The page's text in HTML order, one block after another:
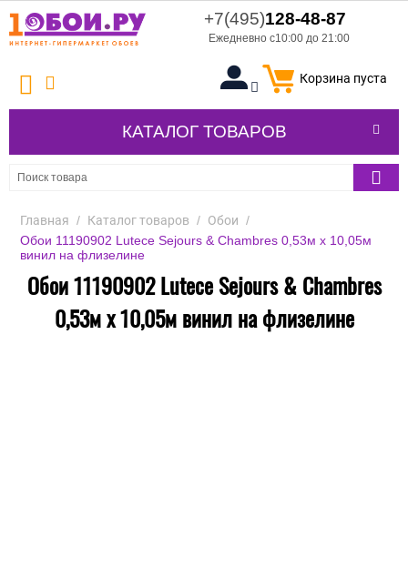
+7(495)128-48-87
Ежедневно с10:00 до 21:00
Корзина пуста
КАТАЛОГ ТОВАРОВ
Главная / Каталог товаров / Обои /
Обои 11190902 Lutece Sejours & Chambres 0,53м x 10,05м
винил на флизелине
Обои 11190902 Lutece Sejours & Chambres
0,53м x 10,05м винил на флизелине